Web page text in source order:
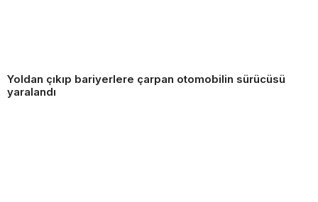
Yoldan çıkıp bariyerlere çarpan otomobilin sürücüsü
yaralandı